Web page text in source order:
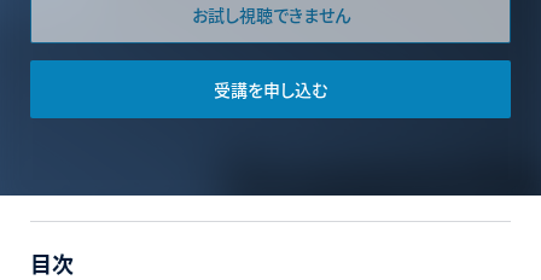
お試し視聴できません
受講を申し込む
目次